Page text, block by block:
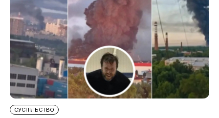
CУСПІЛЬСТВО